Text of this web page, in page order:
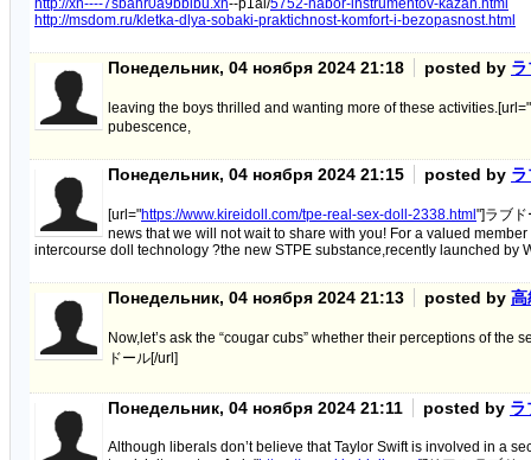
http://xn----7sbahr0a9bbibu.xn--p1ai/5752-nabor-instrumentov-kazan.html
http://msdom.ru/kletka-dlya-sobaki-praktichnost-komfort-i-bezopasnost.html
Понедельник, 04 ноября 2024 21:18 posted by
leaving the boys thrilled and wanting more of these activities.[url="
pubescence,
Понедельник, 04 ноября 2024 21:15 posted by
[url="https://www.kireidoll.com/tpe-real-sex-doll-2338.html "]ラブ
news that we will not wait to share with you! For a valued
intercourse doll technology ?the new STPE substance,recently launched by
Понедельник, 04 ноября 2024 21:13 posted by 高
Now,let’s ask the “cougar cubs” whether their perceptions of
ドール[/url]
Понедельник, 04 ноября 2024 21:11 posted by ラ
Although liberals don’t believe that Taylor Swift is involved in a